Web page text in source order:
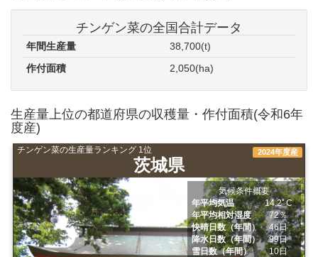
チンゲン菜の全国合計データ
年間生産量
38,700(t)
作付面積
2,050(ha)
生産量上位の都道府県の収穫量・作付面積(令和6年
度産)
チンゲン菜の生産量ランキング 1位
茨城県
2024年度産
気候条件概要
年平均気温
14.2ﾟC
年平均相対湿度
72％
快晴日数（年間）
46日
降水日数（年間）
99日
雪日数（年間）
10日